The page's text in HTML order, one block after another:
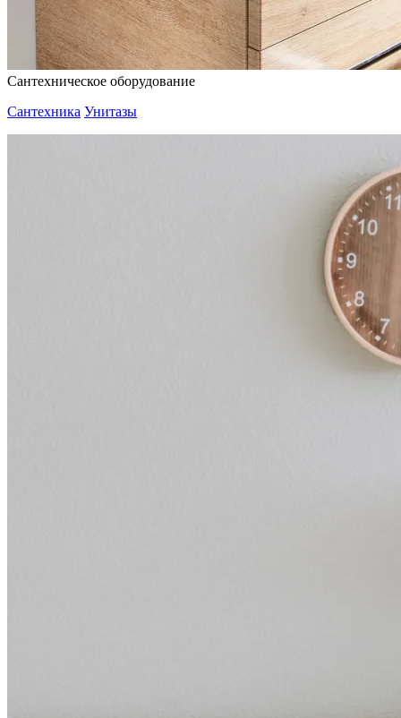
Сантехническое оборудование
Сантехника Унитазы